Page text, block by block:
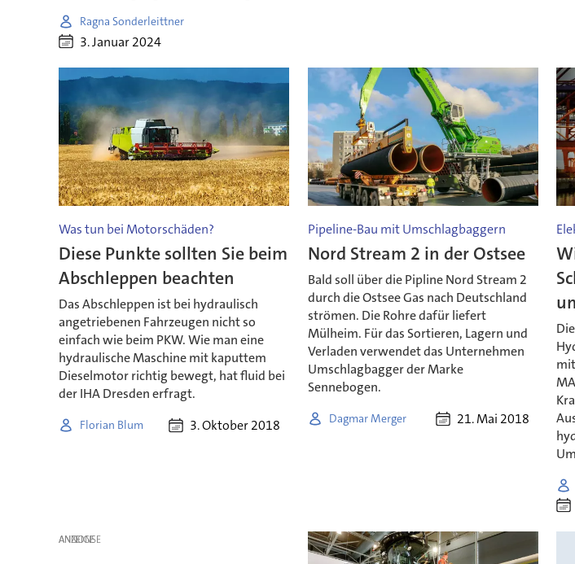
Ragna Sonderleittner
3. Januar 2024
Was tun bei Motorschäden?
Diese Punkte sollten Sie beim
Abschleppen beachten
Das Abschleppen ist bei hydraulisch
angetriebenen Fahrzeugen nicht so
einfach wie beim PKW. Wie man eine
hydraulische Maschine mit kaputtem
Dieselmotor richtig bewegt, hat fluid bei
der IHA Dresden erfragt.
Florian Blum 3. Oktober 2018
Pipeline-Bau mit Umschlagbaggern
Nord Stream 2 in der Ostsee
Bald soll über die Pipline Nord Stream 2
durch die Ostsee Gas nach Deutschland
strömen. Die Rohre dafür liefert
Mülheim. Für das Sortieren, Lagern und
Verladen verwendet das Unternehmen
Umschlagbagger der Marke
Sennebogen.
Dagmar Merger 21. Mai 2018
ANZEIGE